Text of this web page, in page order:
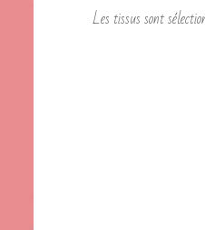
Les tissus sont